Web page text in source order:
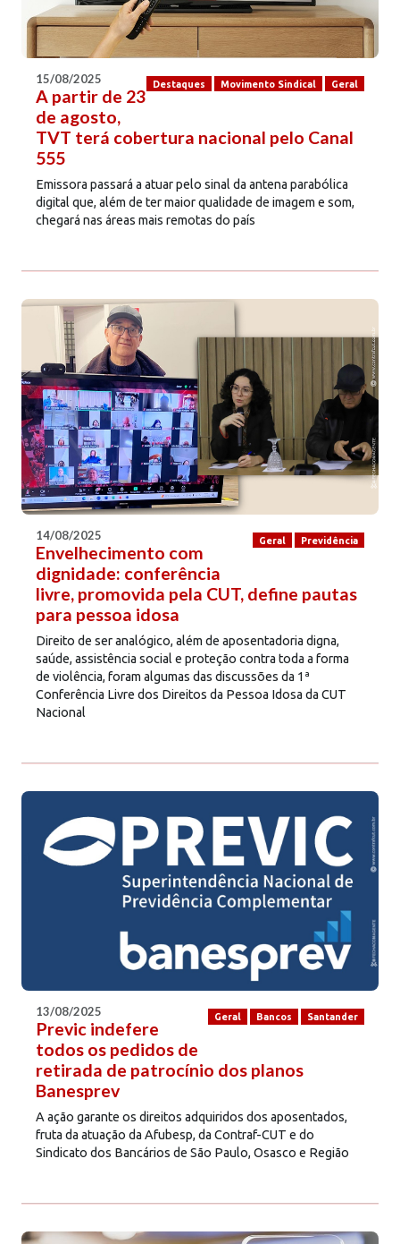
Destaques Movimento Sindical Geral
15/08/2025
A partir de 23
de agosto,
TVT terá cobertura nacional pelo Canal
555
Emissora passará a atuar pelo sinal da antena parabólica
digital que, além de ter maior qualidade de imagem e som,
chegará nas áreas mais remotas do país
Geral Previdência
14/08/2025
Envelhecimento com
dignidade: conferência
livre, promovida pela CUT, define pautas
para pessoa idosa
Direito de ser analógico, além de aposentadoria digna,
saúde, assistência social e proteção contra toda a forma
de violência, foram algumas das discussões da 1ª
Conferência Livre dos Direitos da Pessoa Idosa da CUT
Nacional
Geral Bancos Santander
13/08/2025
Previc indefere
todos os pedidos de
retirada de patrocínio dos planos
Banesprev
A ação garante os direitos adquiridos dos aposentados,
fruta da atuação da Afubesp, da Contraf-CUT e do
Sindicato dos Bancários de São Paulo, Osasco e Região